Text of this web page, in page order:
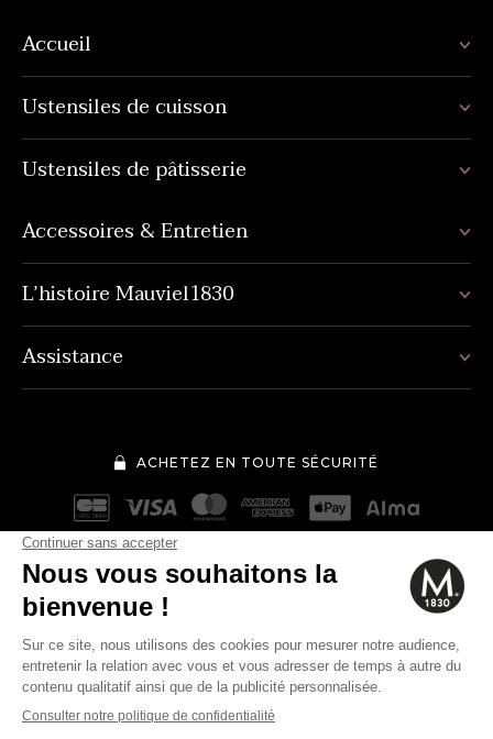
497€ Quantité
Accueil
Ustensiles de cuisson
Ustensiles de pâtisserie
Accessoires & Entretien
L’histoire Mauviel1830
Assistance
ACHETEZ EN TOUTE SÉCURITÉ
Mentions légales Conditions générales de vente
Politique de protection des données personnelles